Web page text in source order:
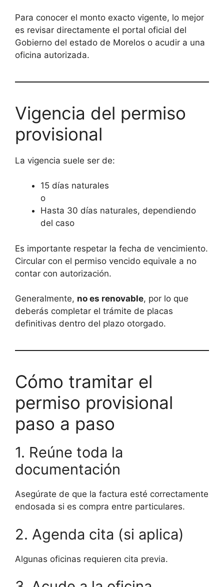
Para conocer el monto exacto vigente, lo mejor
es revisar directamente el portal oficial del
Gobierno del estado de Morelos o acudir a una
oficina autorizada.
Vigencia del permiso
provisional
La vigencia suele ser de:
15 días naturales
o
Hasta 30 días naturales, dependiendo
del caso
Es importante respetar la fecha de vencimiento.
Circular con el permiso vencido equivale a no
contar con autorización.
Generalmente, no es renovable, por lo que
deberás completar el trámite de placas
definitivas dentro del plazo otorgado.
Cómo tramitar el
permiso provisional
paso a paso
1. Reúne toda la
documentación
Asegúrate de que la factura esté correctamente
endosada si es compra entre particulares.
2. Agenda cita (si aplica)
Algunas oficinas requieren cita previa.